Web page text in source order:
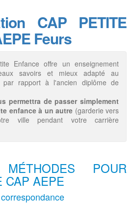
CAP PETITE
Feurs
Enfance offre un enseignement
savoirs et mieux adapté au
par rapport à l'ancien diplôme de
permettra de passer simplement
enfance à un autre (garderie vers
ville pendant votre carrière
POUR
CAP AEPE